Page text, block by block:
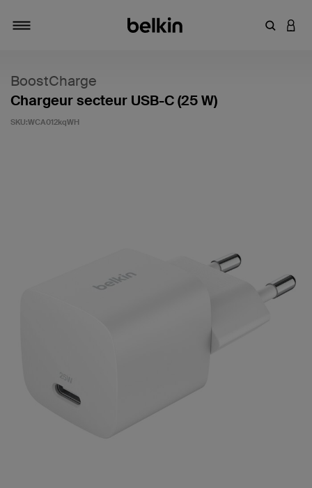
Saisir
BoostCharge
Chargeur secteur USB-C (25 W)
SKU:WCA012kqWH